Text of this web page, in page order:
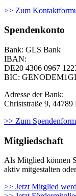
>> Zum
Spendenkonto
Bank: GLS Bank
IBAN:
DE20 4306 0967
BIC:
Adresse der Bank:
Christstraße 9,
>> Zum
Mitgliedschaft
Als Mit­glied kön­nen
aktiv mit­ge­stal­ten
>> Jetzt Mitglied